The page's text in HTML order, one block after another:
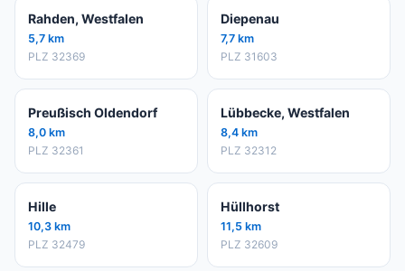
Rahden, Westfalen
5,7 km
PLZ 32369
Diepenau
7,7 km
PLZ 31603
Preußisch Oldendorf
8,0 km
PLZ 32361
Lübbecke, Westfalen
8,4 km
PLZ 32312
Hille
10,3 km
PLZ 32479
Hüllhorst
11,5 km
PLZ 32609